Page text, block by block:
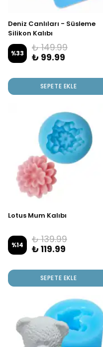
Deniz Canlıları - Süsleme
Silikon Kalıbı
%33
₺ 149.99
₺ 99.99
SEPETE EKLE
Lotus Mum Kalıbı
%14
₺ 139.99
₺ 119.99
SEPETE EKLE